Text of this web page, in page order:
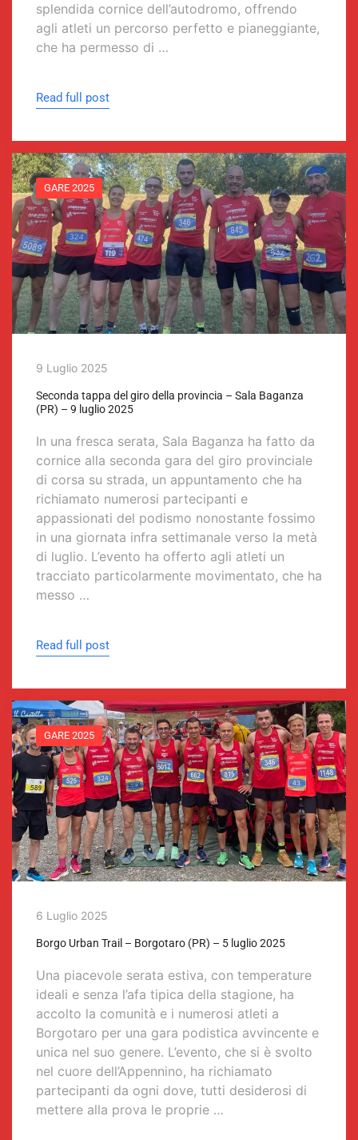
splendida cornice dell’autodromo, offrendo
agli atleti un percorso perfetto e pianeggiante,
che ha permesso di …
Read full post
GARE 2025
9 Luglio 2025
Seconda tappa del giro della provincia – Sala Baganza
(PR) – 9 luglio 2025
In una fresca serata, Sala Baganza ha fatto da
cornice alla seconda gara del giro provinciale
di corsa su strada, un appuntamento che ha
richiamato numerosi partecipanti e
appassionati del podismo nonostante fossimo
in una giornata infra settimanale verso la metà
di luglio. L’evento ha offerto agli atleti un
tracciato particolarmente movimentato, che ha
messo …
Read full post
GARE 2025
6 Luglio 2025
Borgo Urban Trail – Borgotaro (PR) – 5 luglio 2025
Una piacevole serata estiva, con temperature
ideali e senza l’afa tipica della stagione, ha
accolto la comunità e i numerosi atleti a
Borgotaro per una gara podistica avvincente e
unica nel suo genere. L’evento, che si è svolto
nel cuore dell’Appennino, ha richiamato
partecipanti da ogni dove, tutti desiderosi di
mettere alla prova le proprie …